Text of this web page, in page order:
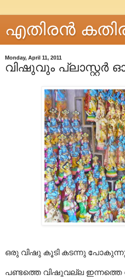
എതിരന്‍
Monday, April 11, 2011
വിഷുവും പ്ലാസ്റ്റര്‍
ഒരു വിഷു കൂടി കടന്നു
പണ്ടത്തെ വിഷുവല്ല